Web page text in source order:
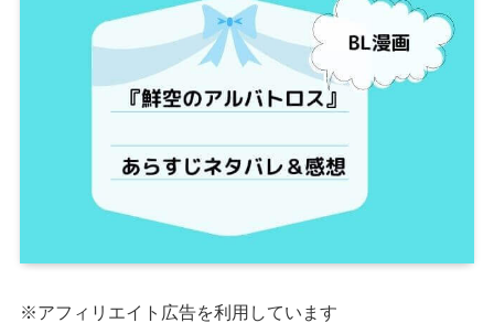
※アフィリエイト広告を利用しています